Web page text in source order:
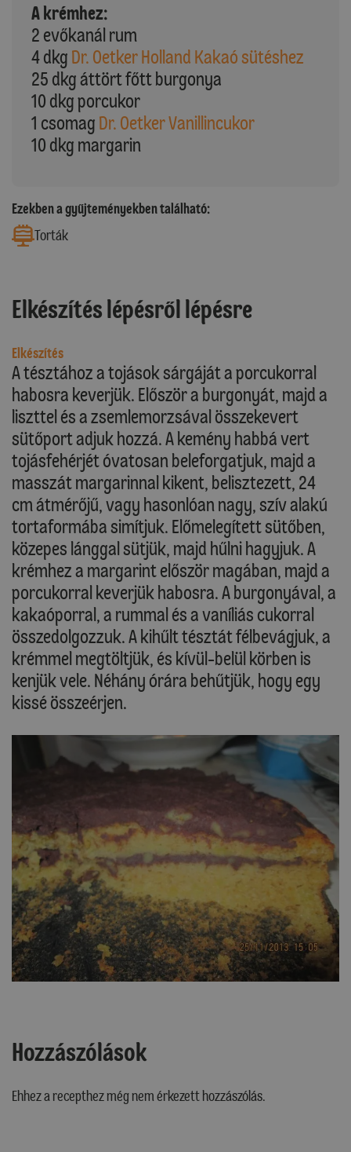
A krémhez:
2 evőkanál rum
4 dkg Dr. Oetker Holland Kakaó sütéshez
25 dkg áttört főtt burgonya
10 dkg porcukor
1 csomag Dr. Oetker Vanillincukor
10 dkg margarin
Ezekben a gyűjteményekben található:
Torták
Elkészítés lépésről lépésre
Elkészítés
A tésztához a tojások sárgáját a porcukorral
habosra keverjük. Először a burgonyát, majd a
liszttel és a zsemlemorzsával összekevert
sütőport adjuk hozzá. A kemény habbá vert
tojásfehérjét óvatosan beleforgatjuk, majd a
masszát margarinnal kikent, belisztezett, 24
cm átmérőjű, vagy hasonlóan nagy, szív alakú
tortaformába simítjuk. Előmelegített sütőben,
közepes lánggal sütjük, majd hűlni hagyjuk. A
krémhez a margarint először magában, majd a
porcukorral keverjük habosra. A burgonyával, a
kakaóporral, a rummal és a vaníliás cukorral
összedolgozzuk. A kihűlt tésztát félbevágjuk, a
krémmel megtöltjük, és kívül-belül körben is
kenjük vele. Néhány órára behűtjük, hogy egy
kissé összeérjen.
Hozzászólások
Ehhez a recepthez még nem érkezett hozzászólás.